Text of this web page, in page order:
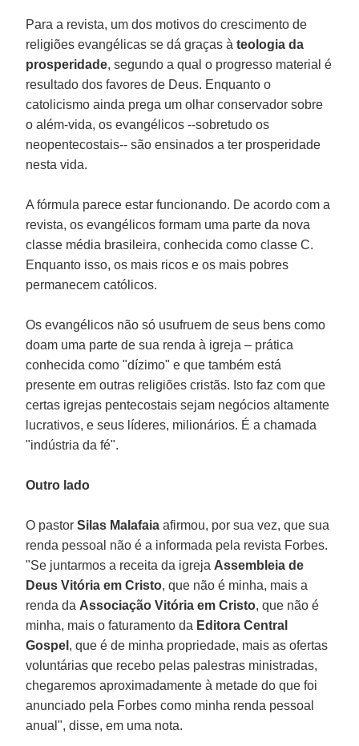
Para a revista, um dos motivos do crescimento de
religiões evangélicas se dá graças àteologia da
prosperidade, segundo a qual o progresso material é
resultado dos favores de Deus. Enquanto o
catolicismo ainda prega um olhar conservador sobre
o além-vida, os evangélicos --sobretudo os
neopentecostais-- são ensinados a ter prosperidade
nesta vida.
A fórmula parece estar funcionando. De acordo com a
revista, os evangélicos formam uma parte da nova
classe média brasileira, conhecida como classe C.
Enquanto isso, os mais ricos e os mais pobres
permanecem católicos.
Os evangélicos não só usufruem de seus bens como
doam uma parte de sua renda à igreja – prática
conhecida como "dízimo" e que também está
presente em outras religiões cristãs. Isto faz com que
certas igrejas pentecostais sejam negócios altamente
lucrativos, e seus líderes, milionários. É a chamada
"indústria da fé".
Outro lado
O pastorSilas Malafaia afirmou, por sua vez, que sua
renda pessoal não é a informada pela revista Forbes.
"Se juntarmos a receita da igreja Assembleia de
Deus Vitória em Cristo, que não é minha, mais a
renda da Associação Vitória em Cristo, que não é
minha, mais o faturamento da Editora Central
Gospel , que é de minha propriedade, mais as ofertas
voluntárias que recebo pelas palestras ministradas,
chegaremos aproximadamente à metade do que foi
anunciado pela Forbes como minha renda pessoal
anual", disse, em uma nota.